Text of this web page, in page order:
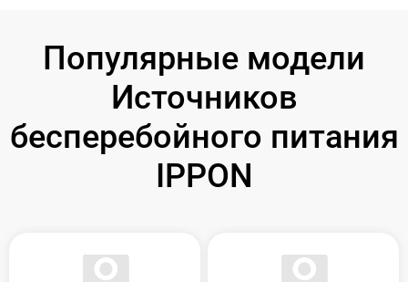
Популярные модели
Источников
бесперебойного питания
IPPON